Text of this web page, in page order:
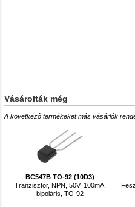
Vásárolták még
A következő termékeket más vásárlók
BC547B TO-92 (10D3)
Tranzisztor, NPN, 50V, 100mA,
bipoláris, TO-92